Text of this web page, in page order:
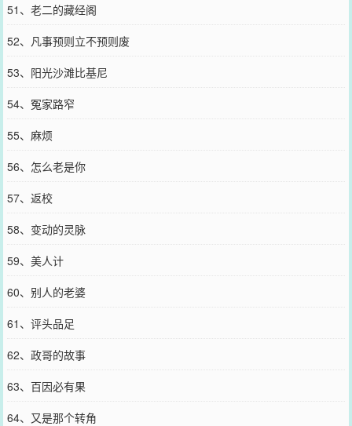
51、老二的藏经阁
52、凡事预则立不预则废
53、阳光沙滩比基尼
54、冤家路窄
55、麻烦
56、怎么老是你
57、返校
58、变动的灵脉
59、美人计
60、别人的老婆
61、评头品足
62、政哥的故事
63、百因必有果
64、又是那个转角